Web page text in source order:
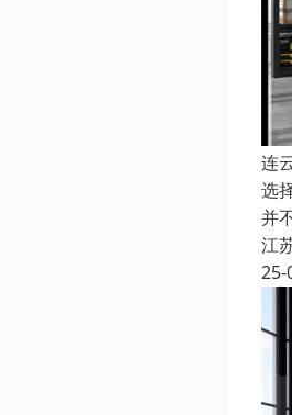
连
选
并
江
25-